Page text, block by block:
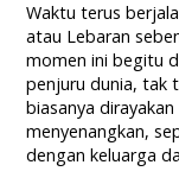
Waktu terus
atau Lebaran
momen ini begitu
penjuru dunia, tak
biasanya
menyenangkan,
dengan keluarga